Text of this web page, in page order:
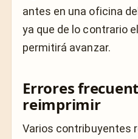
antes en una oficina
ya que de lo contrario
permitirá avanzar.
Errores
reimprimir
Varios contribuyentes